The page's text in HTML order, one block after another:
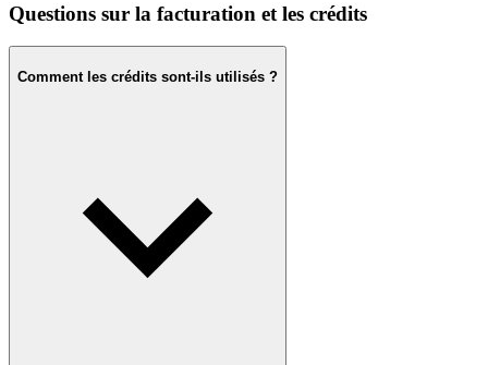
Questions sur la facturation et les crédits
Comment les crédits sont-ils utilisés ?